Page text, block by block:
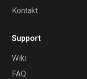
Kontakt
Support
Wiki
FAQ